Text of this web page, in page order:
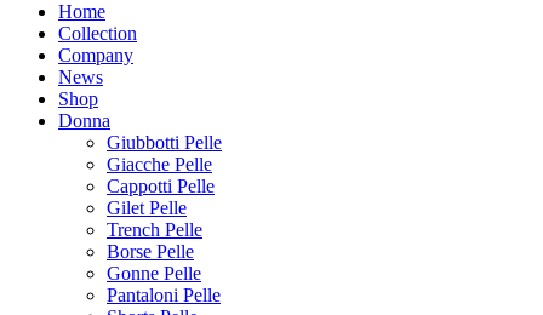
Home
Collection
Company
News
Shop
Donna
Giubbotti Pelle
Giacche Pelle
Cappotti Pelle
Gilet Pelle
Trench Pelle
Borse Pelle
Gonne Pelle
Pantaloni Pelle